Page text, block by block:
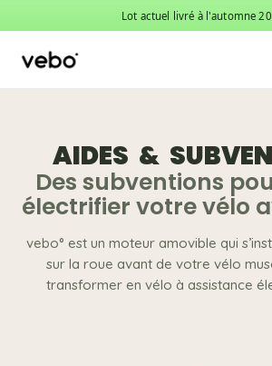
au
contenu
Lot actuel livré à l'automne
AIDES &
Des subventions
électrifier votre vélo
vebo° est un moteur amovible qui
sur la roue avant de votre vélo
transformer en vélo à assistance